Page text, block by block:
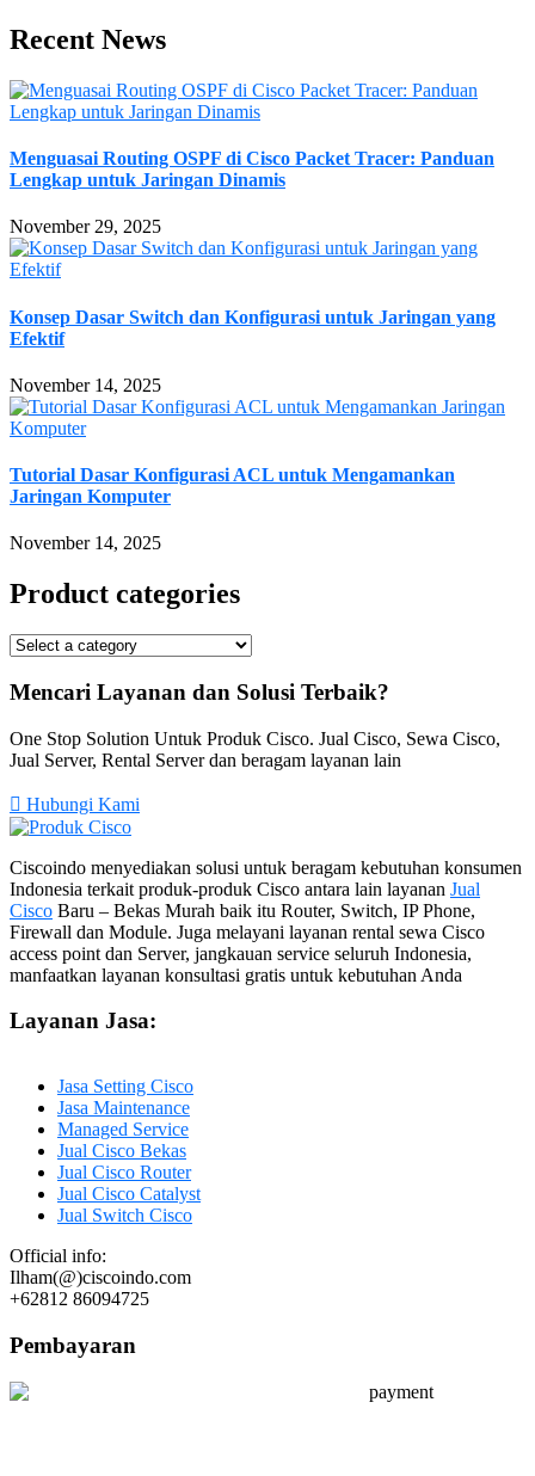
Recent News
Menguasai Routing OSPF di Cisco Packet Tracer: Panduan
Lengkap untuk Jaringan Dinamis
November 29, 2025
Konsep Dasar Switch dan Konfigurasi untuk Jaringan yang
Efektif
November 14, 2025
Tutorial Dasar Konfigurasi ACL untuk Mengamankan
Jaringan Komputer
November 14, 2025
Product categories
Mencari Layanan dan Solusi Terbaik?
One Stop Solution Untuk Produk Cisco. Jual Cisco, Sewa Cisco,
Jual Server, Rental Server dan beragam layanan lain
Hubungi Kami
Ciscoindo menyediakan solusi untuk beragam kebutuhan konsumen
Indonesia terkait produk-produk Cisco antara lain layanan Jual
Cisco Baru – Bekas Murah baik itu Router, Switch, IP Phone,
Firewall dan Module. Juga melayani layanan rental sewa Cisco
access point dan Server, jangkauan service seluruh Indonesia,
manfaatkan layanan konsultasi gratis untuk kebutuhan Anda
Layanan Jasa:
Jasa Setting Cisco
Jasa Maintenance
Managed Service
Jual Cisco Bekas
Jual Cisco Router
Jual Cisco Catalyst
Jual Switch Cisco
Official info:
Ilham(@)ciscoindo.com
+62812 86094725
Pembayaran